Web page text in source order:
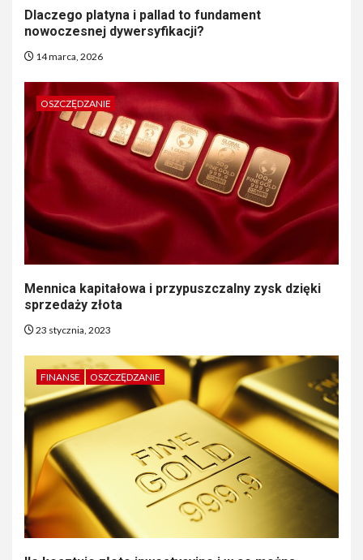
Dlaczego platyna i pallad to fundament
nowoczesnej dywersyfikacji?
14 marca, 2026
OSZCZĘDZANIE
Mennica kapitałowa i przypuszczalny zysk dzięki
sprzedaży złota
23 stycznia, 2023
FINANSE OSZCZĘDZANIE